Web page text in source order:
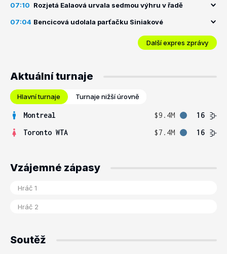
07:10 Rozjetá Ealaová urvala sedmou výhru v řadě
07:04 Bencicová udolala parťačku Siniakové
Další expres zprávy
Aktuální turnaje
Hlavní turnaje Turnaje nižší úrovně
Montreal $9.4M
16
Toronto WTA
$7.4M 16
Vzájemné zápasy
Soutěž